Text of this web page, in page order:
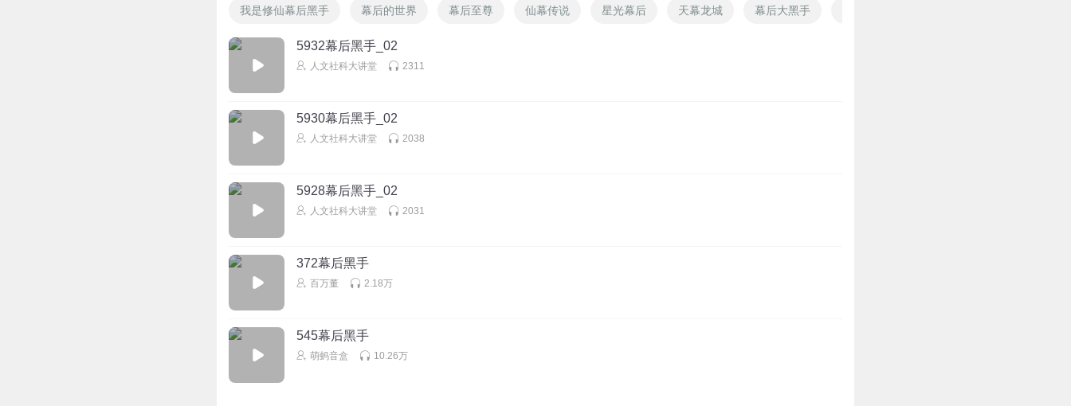
我是修仙幕后黑手 幕后的世界 幕后至尊 仙幕传说 星光幕后 天幕龙城 幕后大黑手
5932幕后黑手_02
人文社科大讲堂 2311
5930幕后黑手_02
人文社科大讲堂 2038
5928幕后黑手_02
人文社科大讲堂 2031
372幕后黑手
百万董 2.18万
545幕后黑手
萌蚂音盒 10.26万